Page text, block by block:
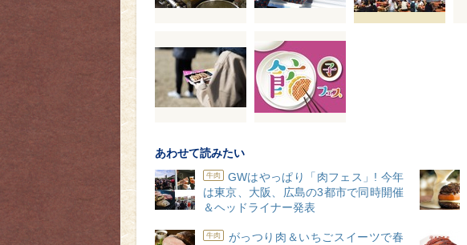
あわせて読みたい
牛肉
GWはやっぱり「肉フェス」! 今年
は東京、大阪、広島の3都市で同時開催
＆ヘッドライナー発表
牛肉
がっつり肉＆いちごスイーツで春